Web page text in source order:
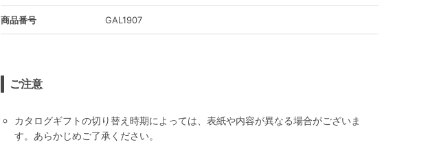
商品番号 GAL1907
ご注意
カタログギフトの切り替え時期によっては、表紙や内容が異なる場合がございま
す。あらかじめご了承ください。